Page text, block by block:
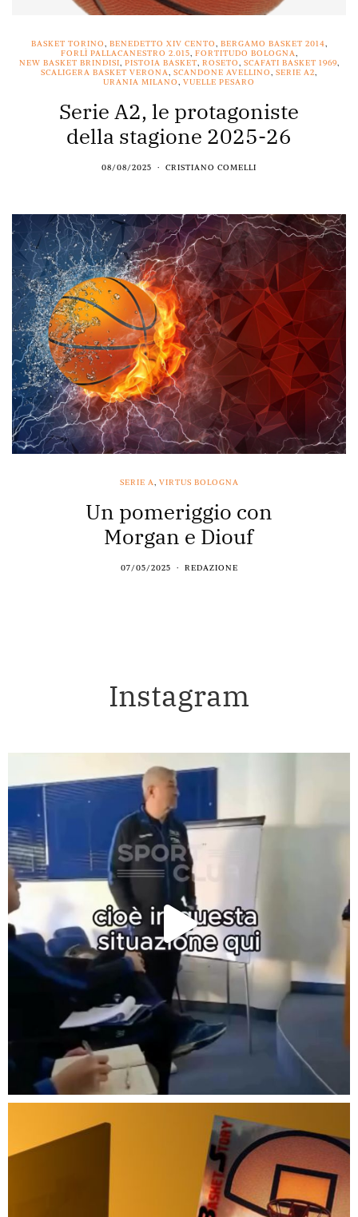
BASKET TORINO BENEDETTO XIV CENTO BERGAMO BASKET 2014
FORLÌ PALLACANESTRO 2.015 FORTITUDO BOLOGNA
NEW BASKET BRINDISI PISTOIA BASKET ROSETO SCAFATI BASKET 1969
SCALIGERA BASKET VERONA
SCANDONE AVELLINO SERIE A2
URANIA MILANO
VUELLE PESARO
Serie A2, le protagoniste
della stagione 2025-26
08/08/2025 CRISTIANO COMELLI
SERIE A VIRTUS BOLOGNA
Un pomeriggio con
Morgan e Diouf
07/05/2025 REDAZIONE
Instagram